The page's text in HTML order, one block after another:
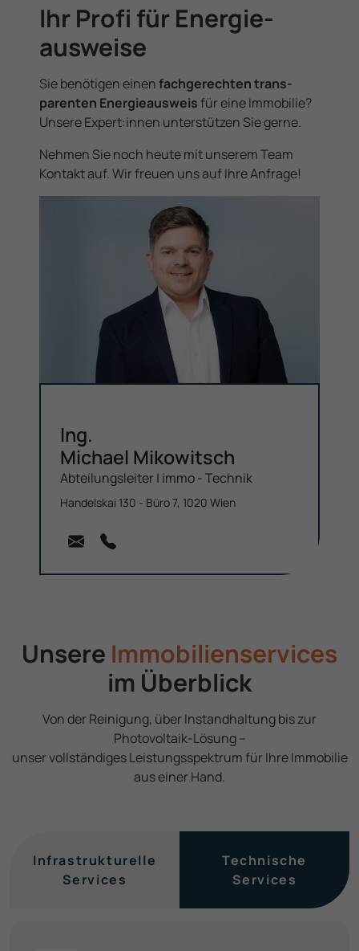
Ihr Profi für Energie­
ausweise
Sie benötigen einenfachgerechten trans­
parenten Energie­ausweisfür eine Immobilie?
Unsere Expert­:innen unterstützen Sie gerne.
Nehmen Sie noch heute mit unserem Team
Kontakt auf. Wir freuen uns auf Ihre Anfrage!
Ing.
Michael Mikowitsch
Abteilungs­leiter | immo - Technik
Handelskai 130 - Büro 7, 1020 Wien
Unsere Immobilien­services
im Überblick
Von der Reinigung, über Instand­haltung bis zur
Photovoltaik-Lösung –
unser voll­ständiges Leistungs­spektrum für Ihre Immobilie
aus einer Hand.
Infra­strukturelle
Services
Technische
Services